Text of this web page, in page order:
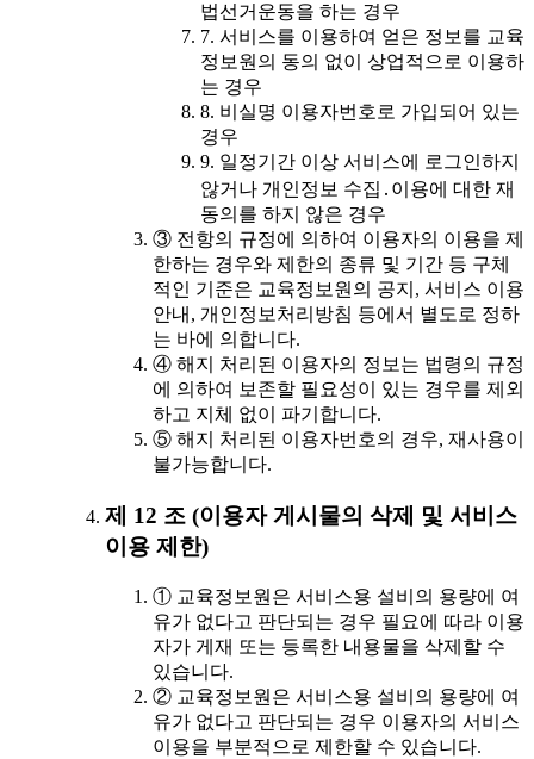
법선거운동을 하는 경우
7. 서비스를 이용하여 얻은 정보를 교육
정보원의 동의 없이 상업적으로 이용하
는 경우
8. 비실명 이용자번호로 가입되어 있는
경우
9. 일정기간 이상 서비스에 로그인하지
않거나 개인정보 수집․이용에 대한 재
동의를 하지 않은 경우
③ 전항의 규정에 의하여 이용자의 이용을 제
한하는 경우와 제한의 종류 및 기간 등 구체
적인 기준은 교육정보원의 공지, 서비스 이용
안내, 개인정보처리방침 등에서 별도로 정하
는 바에 의합니다.
④ 해지 처리된 이용자의 정보는 법령의 규정
에 의하여 보존할 필요성이 있는 경우를 제외
하고 지체 없이 파기합니다.
⑤ 해지 처리된 이용자번호의 경우, 재사용이
불가능합니다.
제 12 조 (이용자 게시물의 삭제 및 서비스
이용 제한)
① 교육정보원은 서비스용 설비의 용량에 여
유가 없다고 판단되는 경우 필요에 따라 이용
자가 게재 또는 등록한 내용물을 삭제할 수
있습니다.
② 교육정보원은 서비스용 설비의 용량에 여
유가 없다고 판단되는 경우 이용자의 서비스
이용을 부분적으로 제한할 수 있습니다.